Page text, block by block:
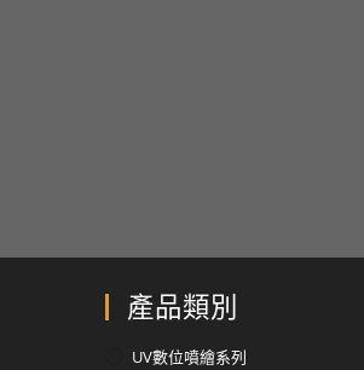
產品類別
UV數位噴繪系列